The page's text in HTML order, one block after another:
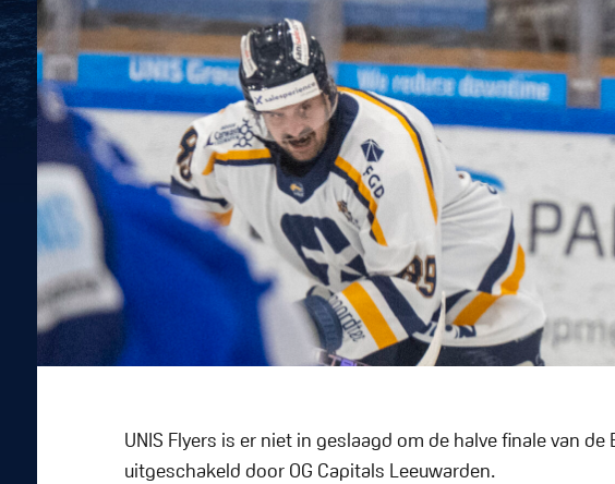
UNIS Flyers is er niet in geslaagd om de halve finale van
uitgeschakeld door OG Capitals Leeuwarden.